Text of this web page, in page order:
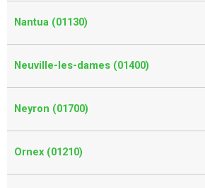
Nantua (01130)
Neuville-les-dames (01400)
Neyron (01700)
Ornex (01210)